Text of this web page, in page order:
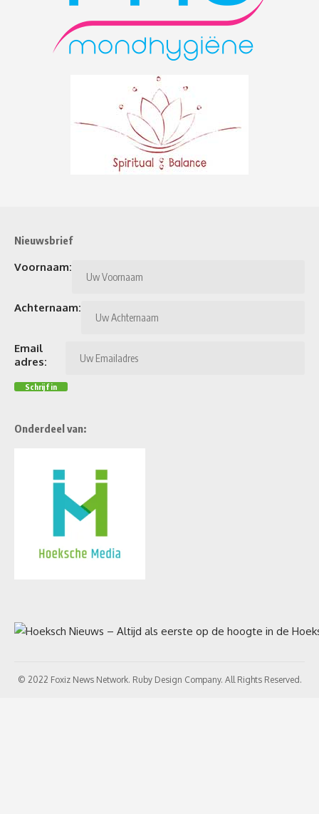
Nieuwsbrief
Voornaam:
Achternaam:
Email
adres:
Onderdeel van:
© 2022 Foxiz News Network. Ruby Design Company. All Rights Reserved.